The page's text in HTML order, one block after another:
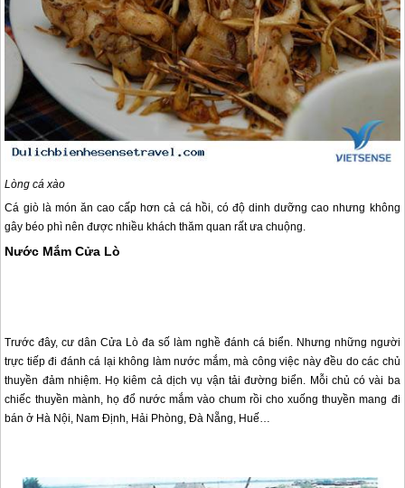
Lòng cá xào
Cá giò là món ăn cao cấp hơn cả cá hồi, có độ dinh dưỡng cao nhưng không
gây béo phì nên được nhiều khách thăm quan rất ưa chuộng.
Nước Mắm Cửa Lò
Trước đây, cư dânCửa Lò đa số làm nghề đánh cá biển. Nhưng những người
trực tiếp đi đánh cá lại không làm nước mắm, mà công việc này đều do các chủ
thuyền đảm nhiệm. Họ kiêm cả dịch vụ vận tải đường biển. Mỗi chủ có vài ba
chiếc thuyền mành, họ đổ nước mắm vào chum rồi cho xuống thuyền mang đi
bán ở Hà Nội, Nam Định, Hải Phòng, Đà Nẵng, Huế…